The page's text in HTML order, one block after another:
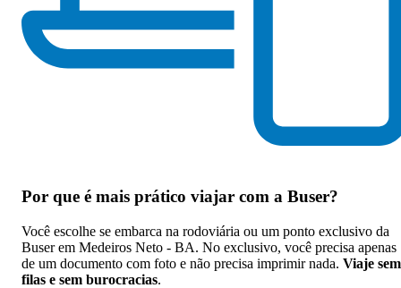
Por que é mais prático viajar com a Buser?
Você escolhe se embarca na rodoviária ou um ponto exclusivo da
Buser em Medeiros Neto - BA. No exclusivo, você precisa apenas
de um documento com foto e não precisa imprimir nada. Viaje sem
filas e sem burocracias.